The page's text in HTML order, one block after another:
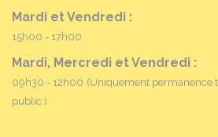
Mardi et Vendredi :
15h00 - 17h00
Mardi, Mercredi et Vendredi :
09h30 - 12h00 (Uniquement permanence
public.)